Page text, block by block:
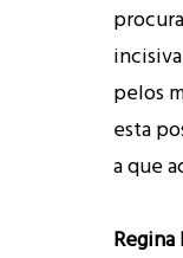
pelos
esta
a que